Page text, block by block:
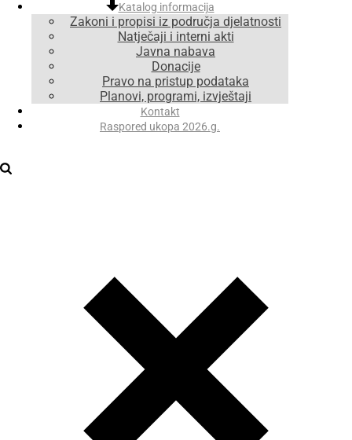
Katalog informacija
Zakoni i propisi iz područja djelatnosti
Natječaji i interni akti
Javna nabava
Donacije
Pravo na pristup podataka
Planovi, programi, izvještaji
Kontakt
Raspored ukopa 2026.g.